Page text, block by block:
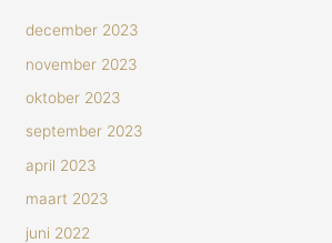
december 2023
november 2023
oktober 2023
september 2023
april 2023
maart 2023
juni 2022